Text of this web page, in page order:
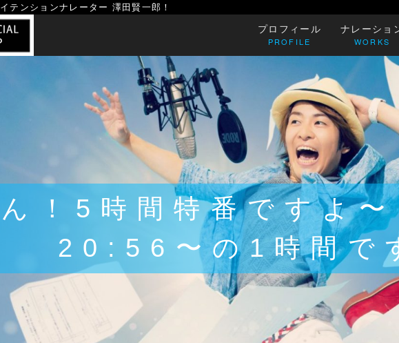
テンションナレーター 澤田賢一郎！
プロフィール
PROFILE
ナレーショ
WORKS
！5時間特番ですよ
20:56〜の1時間で